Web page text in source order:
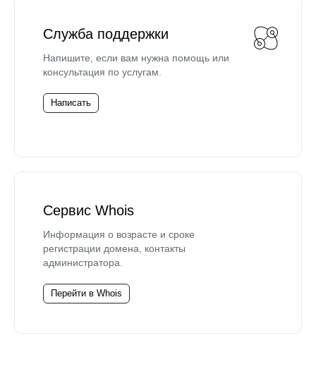
Служба поддержки
Напишите, если вам нужна помощь или
консультация по услугам.
Написать
Сервис Whois
Информация о возрасте и сроке
регистрации домена, контакты
администратора.
Перейти в Whois